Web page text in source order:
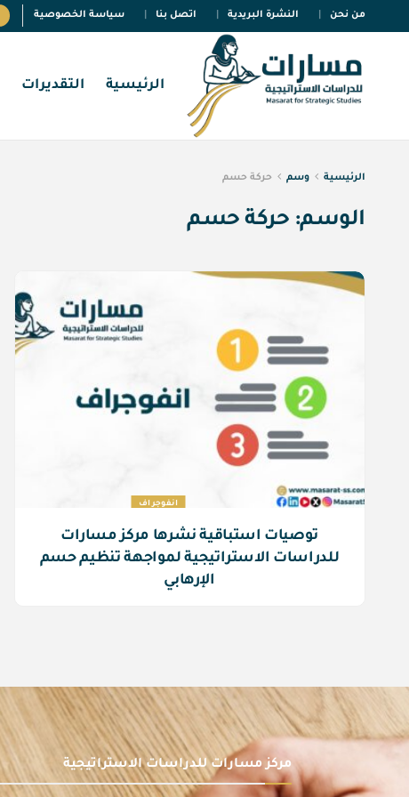
من نحن النشرة البريدية اتصل بنا سياسة الخصوصية
الرئيسية التقديرات
الرئيسية وسم حركة حسم
الوسم: حركة حسم
انفوجراف
توصيات استباقية نشرها مركز مسارات
للدراسات الاستراتيجية لمواجهة تنظيم حسم
الإرهابي
مركز مسارات للدراسات الاستراتيجية